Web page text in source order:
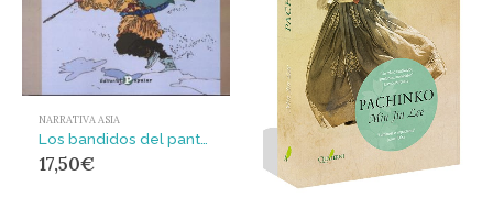
NARRATIVA ASIA
17,50€